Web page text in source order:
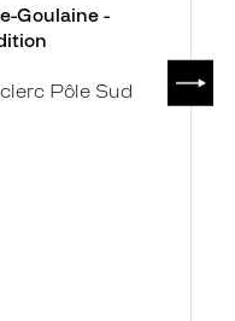
Goulaine -
Pôle Sud